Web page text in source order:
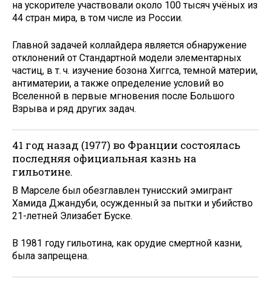
на ускорителе участвовали около 100 тысяч учёных из
44 стран мира, в том числе из России.
Главной задачей коллайдера является обнаружение
отклонений от Стандартной модели элементарных
частиц, в т. ч. изучение бозона Хиггса, темной материи,
антиматерии, а также определение условий во
Вселенной в первые мгновения после Большого
Взрыва и ряд других задач.
41 год назад (1977) во Франции состоялась
по­следняя официальная казнь на
гильотине.
В Марселе был обезглавлен тунисский эмигрант
Хамида Джандуби, осужденный за пытки и убийство
21-летней Элизабет Буске.
В 1981 году гильотина, как орудие смертной казни,
была запрещена.